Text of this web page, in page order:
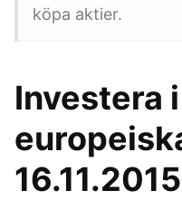
köpa aktier.
Investera